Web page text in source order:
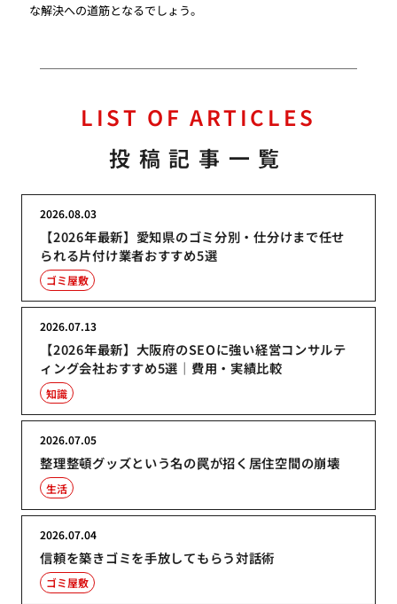
な解決への道筋となるでしょう。
LIST OF ARTICLES
投稿記事一覧
【2026年最新】愛知県のゴミ分別・仕分けまで任せ
られる片付け業者おすすめ5選
2026.08.03
ゴミ屋敷
【2026年最新】大阪府のSEOに強い経営コンサルテ
ィング会社おすすめ5選｜費用・実績比較
2026.07.13
知識
整理整頓グッズという名の罠が招く居住空間の崩壊
2026.07.05
生活
信頼を築きゴミを手放してもらう対話術
2026.07.04
ゴミ屋敷